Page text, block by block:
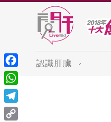
認識肝臟
Facebook
WhatsApp
Telegram